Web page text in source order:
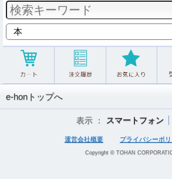
e-honトップへ
表示 ： スマートフォン
運営会社概要 プライバシーポ
Copyright © TOHAN